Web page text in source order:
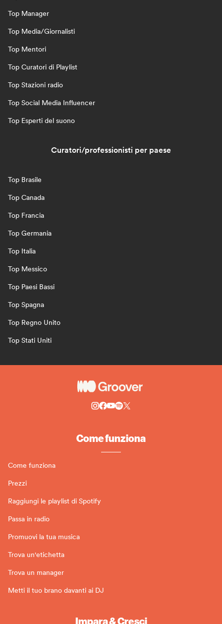
Top Manager
Top Media/Giornalisti
Top Mentori
Top Curatori di Playlist
Top Stazioni radio
Top Social Media Influencer
Top Esperti del suono
Curatori/professionisti per paese
Top Brasile
Top Canada
Top Francia
Top Germania
Top Italia
Top Messico
Top Paesi Bassi
Top Spagna
Top Regno Unito
Top Stati Uniti
Come funziona
Come funziona
Prezzi
Raggiungi le playlist di Spotify
Passa in radio
Promuovi la tua musica
Trova un'etichetta
Trova un manager
Metti il tuo brano davanti ai DJ
Impara & Cresci